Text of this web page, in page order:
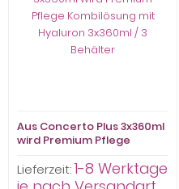
Aus Concerto Plus 3x360ml
wird Premium Pflege
3x360ml / 3 Behälter
Lieferzeit:1-8 Werktage